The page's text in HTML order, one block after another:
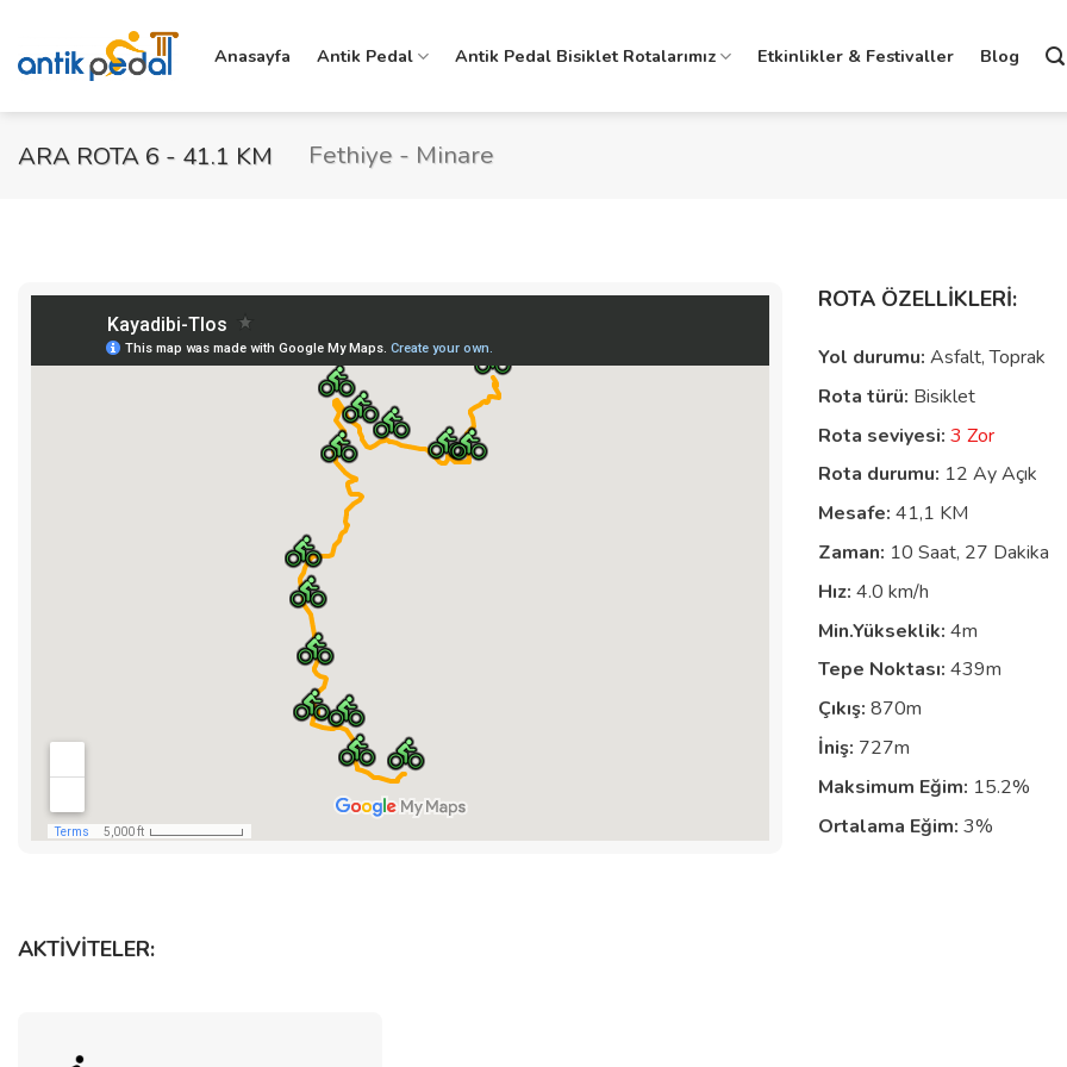
Anasayfa Antik Pedal Antik Pedal Bisiklet Rotalarımız Etkinlikler & Festivaller Blog
ARA ROTA 6 - 41.1 KM Fethiye - Minare
ROTA ÖZELLİKLERİ:
Yol durumu: Asfalt, Toprak
Rota türü: Bisiklet
Rota seviyesi: 3 Zor
Rota durumu: 12 Ay Açık
Mesafe: 41,1 KM
Zaman: 10 Saat, 27 Dakika
Hız: 4.0 km/h
Min.Yükseklik: 4m
Tepe Noktası: 439m
Çıkış: 870m
İniş: 727m
Maksimum Eğim: 15.2%
Ortalama Eğim: 3%
AKTİVİTELER: